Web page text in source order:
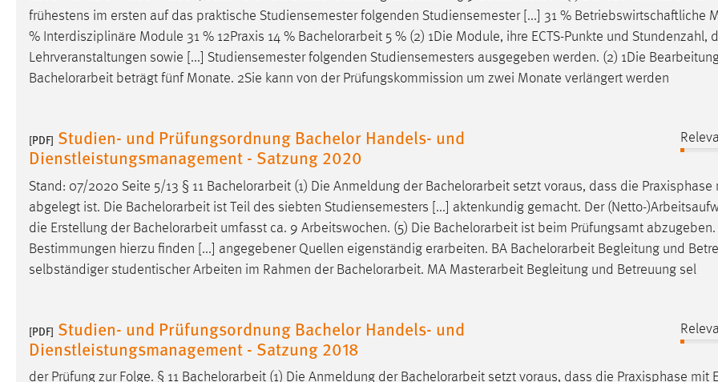
frühestens im ersten auf das praktische Studiensemester folgenden Studiensemester [...] 31 % Betriebswirtschaftliche
% Interdisziplinäre Module 31 % 12Praxis 14 % Bachelorarbeit 5 % (2) 1Die Module, ihre ECTS-Punkte und Stundenzahl,
Lehrveranstaltungen sowie [...] Studiensemester folgenden Studiensemesters ausgegeben werden. (2) 1Die
Bachelorarbeit beträgt fünf Monate. 2Sie kann von der Prüfungskommission um zwei Monate verlängert werden
[PDF] Studien- und Prüfungsordnung Bachelor Handels- und
Dienstleistungsmanagement - Satzung 2020
Stand: 07/2020 Seite 5/13 § 11 Bachelorarbeit (1) Die Anmeldung der Bachelorarbeit setzt voraus, dass die Praxisphase
abgelegt ist. Die Bachelorarbeit ist Teil des siebten Studiensemesters [...] aktenkundig gemacht. Der (Netto-
die Erstellung der Bachelorarbeit umfasst ca. 9 Arbeitswochen. (5) Die Bachelorarbeit ist beim Prüfungsamt abzugeben.
Bestimmungen hierzu finden [...] angegebener Quellen eigenständig erarbeiten. BA Bachelorarbeit Begleitung und
selbständiger studentischer Arbeiten im Rahmen der Bachelorarbeit. MA Masterarbeit Begleitung und Betreuung sel
[PDF] Studien- und Prüfungsordnung Bachelor Handels- und
Dienstleistungsmanagement - Satzung 2018
der Prüfung zur Folge. § 11 Bachelorarbeit (1) Die Anmeldung der Bachelorarbeit setzt voraus, dass die Praxisphase mit